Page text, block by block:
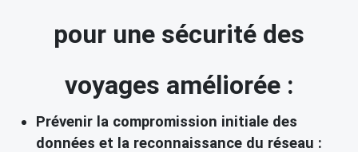
pour une sécurité des
voyages améliorée :
Prévenir la compromission initiale des
données et la reconnaissance du réseau :